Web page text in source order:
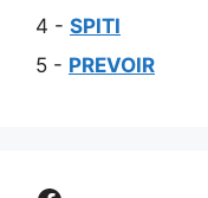
4 - SPITI
5 - PREVOIR